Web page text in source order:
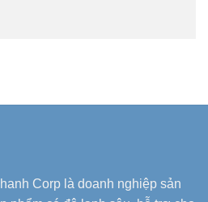
Corp là doanh nghiệp sản